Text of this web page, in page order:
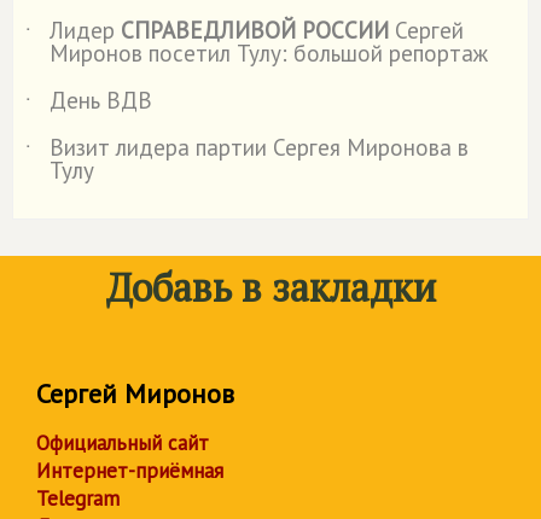
˙
Лидер СПРАВЕДЛИВОЙ РОССИИ Сергей
Миронов посетил Тулу: большой репортаж
˙
День ВДВ
˙
Визит лидера партии Сергея Миронова в
Тулу
Добавь в закладки
Сергей Миронов
Официальный сайт
Интернет-приёмная
Telegram